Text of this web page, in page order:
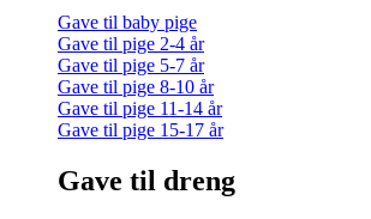
Gave til baby pige
Gave til pige 2-4 år
Gave til pige 5-7 år
Gave til pige 8-10 år
Gave til pige 11-14 år
Gave til pige 15-17 år
Gave til dreng